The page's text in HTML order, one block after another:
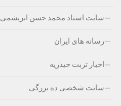
سایت استاد محمد حسن ابریشمی
رسانه های ایران
اخبار تربت حیدریه
سایت شخصی ده بزرگی